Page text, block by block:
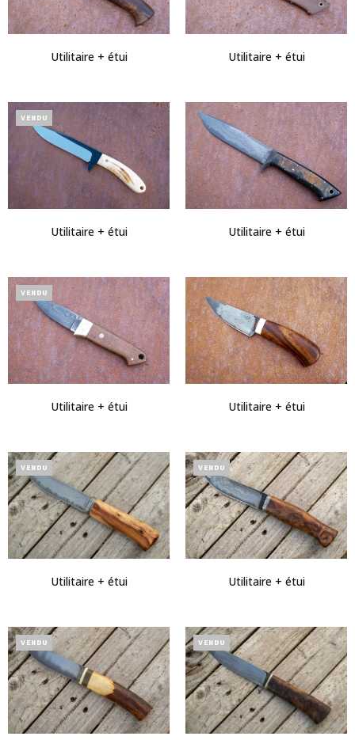
Utilitaire + étui Utilitaire + étui
VENDU
Utilitaire + étui Utilitaire + étui
VENDU
Utilitaire + étui Utilitaire + étui
VENDU
Utilitaire + étui
VENDU
Utilitaire + étui
VENDU VENDU